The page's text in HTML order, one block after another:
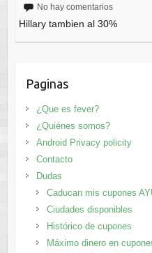
No hay comentarios
Hillary tambien al 30%
Paginas
¿Que es fever?
¿Quiénes somos?
Android Privacy policity
Contacto
Dudas
Caducan mis cupones
Ciudades disponibles
Histórico de cupones
Máximo dinero en